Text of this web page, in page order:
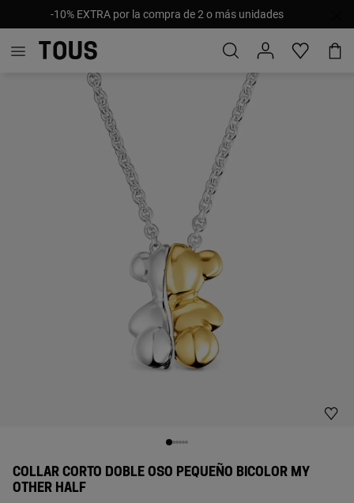
-10% EXTRA por la compra de 2 o más unidades
COLLAR CORTO DOBLE OSO PEQUEÑO BICOLOR MY
OTHER HALF